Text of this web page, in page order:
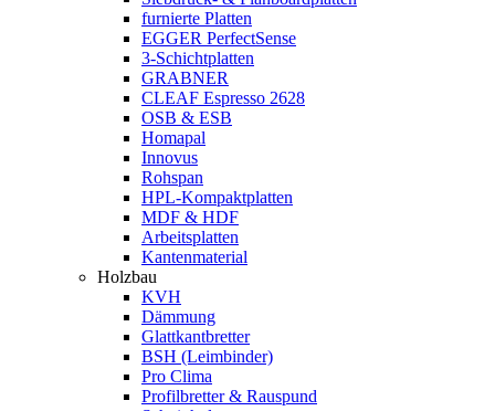
furnierte Platten
EGGER PerfectSense
3-Schichtplatten
GRABNER
CLEAF Espresso 2628
OSB & ESB
Homapal
Innovus
Rohspan
HPL-Kompaktplatten
MDF & HDF
Arbeitsplatten
Kantenmaterial
Holzbau
KVH
Dämmung
Glattkantbretter
BSH (Leimbinder)
Pro Clima
Profilbretter & Rauspund